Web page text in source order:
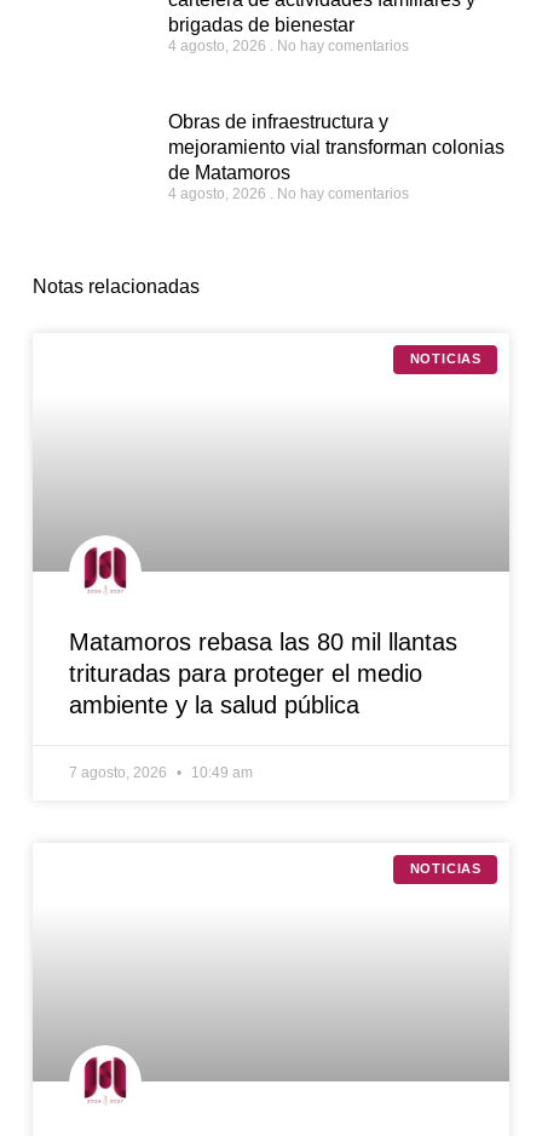
brigadas de bienestar
4 agosto, 2026 No hay comentarios
Obras de infraestructura y
mejoramiento vial transforman colonias
de Matamoros
4 agosto, 2026 No hay comentarios
Notas relacionadas
NOTICIAS
Matamoros rebasa las 80 mil llantas
trituradas para proteger el medio
ambiente y la salud pública
7 agosto, 2026 10:49 am
NOTICIAS